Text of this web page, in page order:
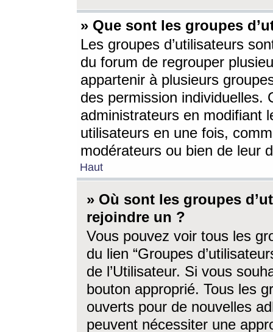
» Que sont les groupes
Les groupes d’utilisateurs
du forum de regrouper
appartenir à plusieurs
des permission individuelles.
administrateurs en modifiant
utilisateurs en une fois,
modérateurs ou bien de leur
Haut
» Où sont les groupes
rejoindre un ?
Vous pouvez voir tous les
du lien “Groupes
de l’Utilisateur. Si vous
bouton approprié. Tous les
ouverts pour de nouvelles
peuvent nécessiter une